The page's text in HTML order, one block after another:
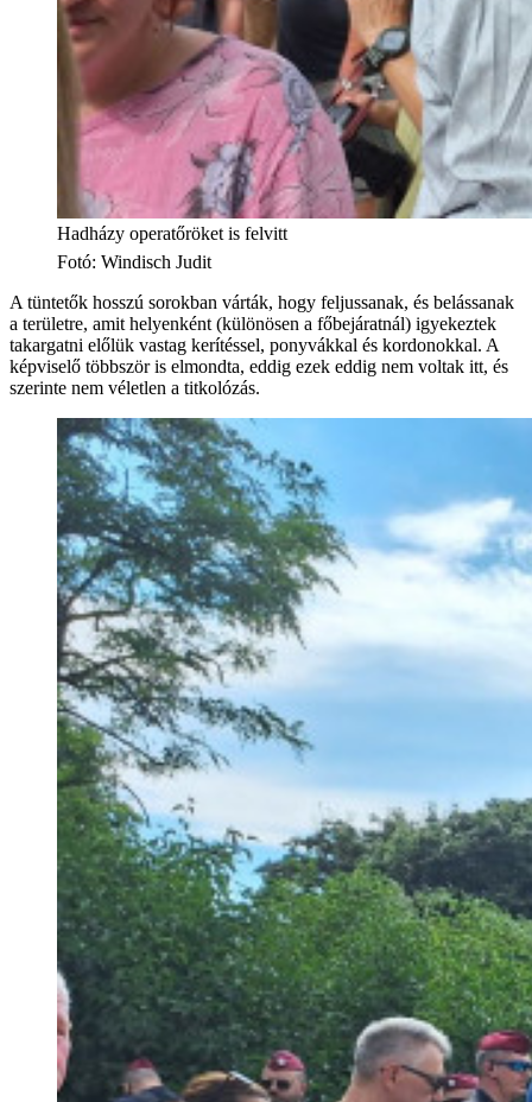
Hadházy operatőröket is felvitt
Fotó: Windisch Judit
A tüntetők hosszú sorokban várták, hogy feljussanak, és belássanak
a területre, amit helyenként (különösen a főbejáratnál) igyekeztek
takargatni előlük vastag kerítéssel, ponyvákkal és kordonokkal. A
képviselő többször is elmondta, eddig ezek eddig nem voltak itt, és
szerinte nem véletlen a titkolózás.